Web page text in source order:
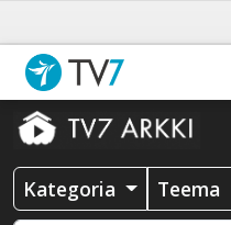
Kategoria Teema